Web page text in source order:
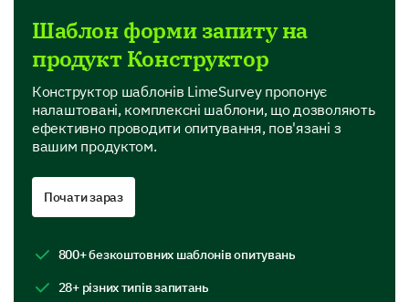
Daily
Weekly
Monthly
Rarely
Please rate your satisfaction with the following
aspects of our product (1 being extremely
Шаблон форми запиту на
продукт Конструктор
Конструктор шаблонів LimeSurvey пропонує
налаштовані, комплексні шаблони, що дозволяють
ефективно проводити опитування, пов'язані з
вашим продуктом.
Почати зараз
800+ безкоштовних шаблонів опитувань
28+ різних типів запитань